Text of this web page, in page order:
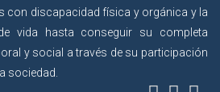
con discapacidad física y orgánica y la
vida hasta conseguir su completa
y social a través de su participación
sociedad.